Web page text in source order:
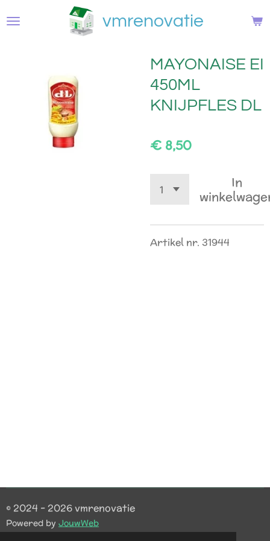
direct
vmrenovatie
MAYONAISE EI
450ML
KNIJPFLES DL
€ 8,50
In
Artikel nr. 31944
© 2024 - 2026 vmrenovatie
Powered by JouwWeb